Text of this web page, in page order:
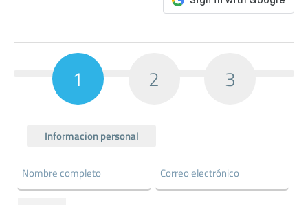
1 2 3
Informacion personal